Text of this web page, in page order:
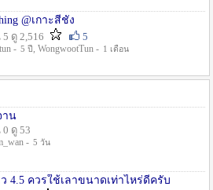
@เกาะสีชัง
ดู 2,516
5
- 5 ปี , WongwootTun - 1 เดือน
าน
ดู 53
- 5 วัน
4.5 ควรใช้เลาขนาดเท่าไหร่ดีครับ